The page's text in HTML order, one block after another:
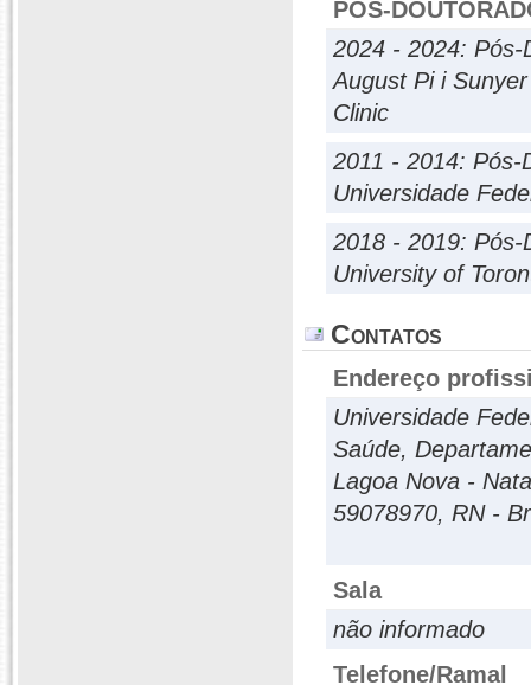
PÓS-
2024 - 2024: Pós-
August Pi i
Clinic
2011 - 2014: Pós-
Universidade
2018 - 2019: Pós-
University of
Contatos
Endereço
Universidade
Saúde,
Lagoa Nova -
59078970, RN -
Sala
não informado
Telefone/Ramal